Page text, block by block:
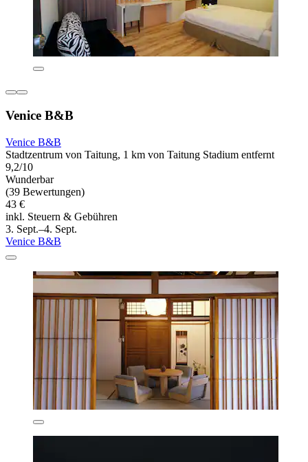
Venice B&B
Venice B&B
Stadtzentrum von Taitung, 1 km von Taitung Stadium entfernt
9,2/10
Wunderbar
(39 Bewertungen)
43 €
inkl. Steuern & Gebühren
3. Sept.–4. Sept.
Venice B&B